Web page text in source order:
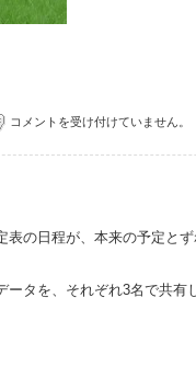
コメントを受け付けていません。
表の日程が、本来の予定と
タを、それぞれ3名で共有